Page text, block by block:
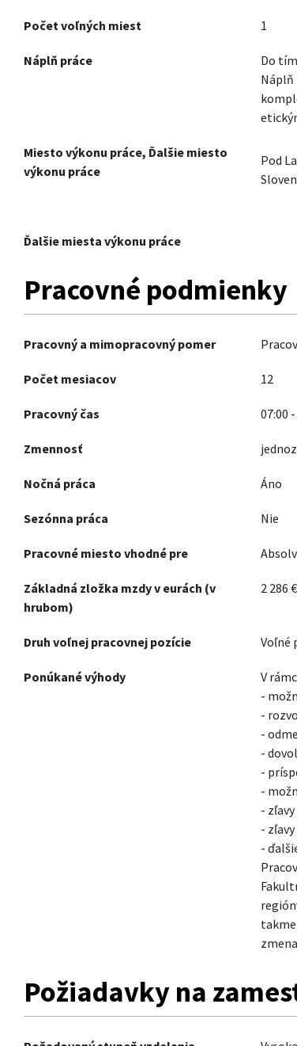
Počet voľných miest 1
Náplň práce
Do
Náplň
Miesto výkonu práce, Ďalšie miesto
výkonu práce
Pod
Ďalšie miesta výkonu práce
Pracovné podmienky
Pracovný a mimopracovný pomer
Počet mesiacov 12
Pracovný čas 07:00 -
Zmennosť
Nočná práca Áno
Sezónna práca Nie
Pracovné miesto vhodné pre
Základná zložka mzdy v eurách (v
hrubom)
2 286 €
Druh voľnej pracovnej pozície Voľné
Ponúkané výhody
V
-
-
-
-
-
-
-
-
-
Požiadavky na